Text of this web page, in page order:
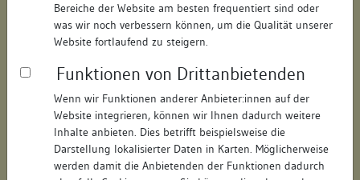
Bereiche der Website am besten frequentiert sind oder
was wir noch verbessern können, um die Qualität unserer
Website fortlaufend zu steigern.
Funktionen von Drittanbietenden
Wenn wir Funktionen anderer Anbieter:innen auf der
Website integrieren, können wir Ihnen dadurch weitere
Inhalte anbieten. Dies betrifft beispielsweise die
Darstellung lokalisierter Daten in Karten. Möglicherweise
werden damit die Anbietenden der Funktionen dadurch
Straße: Inselgasse
Hausnummer: 11
Postleitzahl: 78462
Stadt-Teilort: Konstanz
Regierungsbezirk: Freiburg